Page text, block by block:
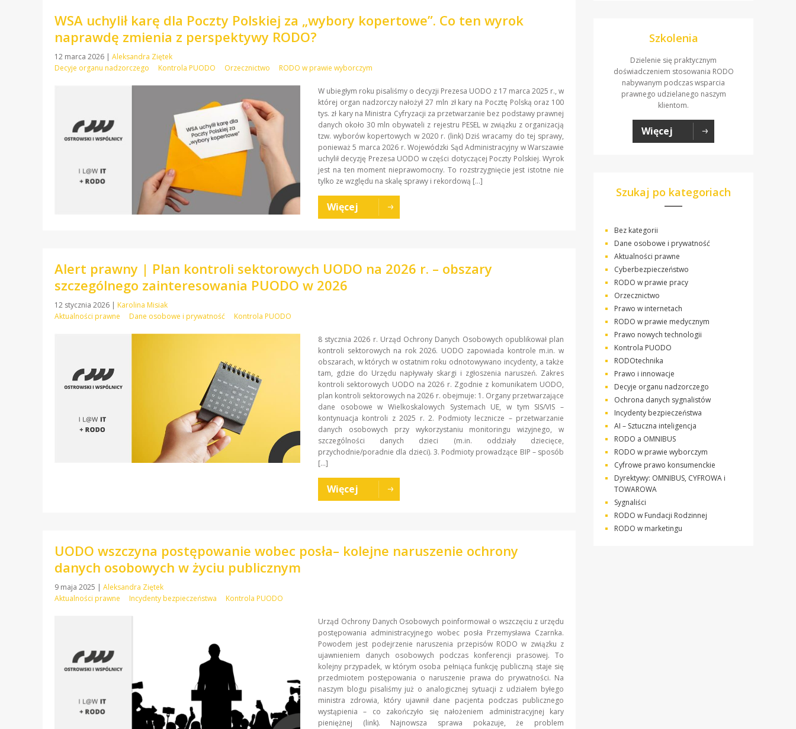
WSA uchylił karę dla Poczty Polskiej za „wybory kopertowe”. Co ten wyrok
naprawdę zmienia z perspektywy RODO?
12 marca 2026 | Aleksandra Ziętek
Decyje organu nadzorczego
Kontrola PUODO Orzecznictwo RODO w prawie wyborczym
W ubiegłym roku pisaliśmy o decyzji Prezesa UODO z 17 marca 2025 r., w
której organ nadzorczy nałożył 27 mln zł kary na Pocztę Polską oraz 100
tys. zł kary na Ministra Cyfryzacji za przetwarzanie bez podstawy prawnej
danych około 30 mln obywateli z rejestru PESEL w związku z organizacją
tzw. wyborów kopertowych w 2020 r. (link) Dziś wracamy do tej sprawy,
ponieważ 5 marca 2026 r. Wojewódzki Sąd Administracyjny w Warszawie
uchylił decyzję Prezesa UODO w części dotyczącej Poczty Polskiej. Wyrok
jest na ten moment nieprawomocny. To rozstrzygnięcie jest istotne nie
tylko ze względu na skalę sprawy i rekordową […]
Więcej
Alert prawny | Plan kontroli sektorowych UODO na 2026 r. – obszary
szczególnego zainteresowania PUODO w 2026
12 stycznia 2026 | Karolina Misiak
Aktualności prawne
Dane osobowe i prywatność Kontrola PUODO
8 stycznia 2026 r. Urząd Ochrony Danych Osobowych opublikował plan
kontroli sektorowych na rok 2026. UODO zapowiada kontrole m.in. w
obszarach, w których w ostatnim roku odnotowywano incydenty, a także
tam, gdzie do Urzędu napływały skargi i zgłoszenia naruszeń. Zakres
kontroli sektorowych UODO na 2026 r. Zgodnie z komunikatem UODO,
plan kontroli sektorowych na 2026 r. obejmuje: 1. Organy przetwarzające
dane osobowe w Wielkoskalowych Systemach UE, w tym SIS/VIS –
kontynuacja kontroli z 2025 r. 2. Podmioty lecznicze – przetwarzanie
danych osobowych przy wykorzystaniu monitoringu wizyjnego, w
szczególności danych dzieci (m.in. oddziały dziecięce,
przychodnie/poradnie dla dzieci). 3. Podmioty prowadzące BIP – sposób
[…]
Więcej
UODO wszczyna postępowanie wobec posła– kolejne naruszenie ochrony
danych osobowych w życiu publicznym
9 maja 2025 | Aleksandra Ziętek
Aktualności prawne
Incydenty bezpieczeństwa Kontrola PUODO
Urząd Ochrony Danych Osobowych poinformował o wszczęciu z urzędu
postępowania administracyjnego wobec posła Przemysława Czarnka.
Powodem jest podejrzenie naruszenia przepisów RODO w związku z
ujawnieniem danych osobowych podczas konferencji prasowej. To
kolejny przypadek, w którym osoba pełniąca funkcję publiczną staje się
przedmiotem postępowania o naruszenie prawa do prywatności. Na
naszym blogu pisaliśmy już o analogicznej sytuacji z udziałem byłego
ministra zdrowia, który ujawnił dane pacjenta podczas publicznego
wystąpienia – co zakończyło się nałożeniem administracyjnej kary
pieniężnej (link). Najnowsza sprawa pokazuje, że problem
Szkolenia
Dzielenie się praktycznym
doświadczeniem stosowania RODO
nabywanym podczas wsparcia
prawnego udzielanego naszym
klientom.
Więcej
Szukaj po kategoriach
Bez kategorii
Dane osobowe i prywatność
Aktualności prawne
Cyberbezpieczeństwo
RODO w prawie pracy
Orzecznictwo
Prawo w internetach
RODO w prawie medycznym
Prawo nowych technologii
Kontrola PUODO
RODOtechnika
Prawo i innowacje
Decyje organu nadzorczego
Ochrona danych sygnalistów
Incydenty bezpieczeństwa
AI – Sztuczna inteligencja
RODO a OMNIBUS
RODO w prawie wyborczym
Cyfrowe prawo konsumenckie
Dyrektywy: OMNIBUS, CYFROWA i
TOWAROWA
Sygnaliści
RODO w Fundacji Rodzinnej
RODO w marketingu